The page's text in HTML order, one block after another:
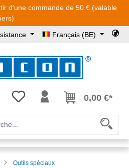
d'une commande de 50 € (valable
Français (BE)
Vous avez 0 articles dans votre
0,00 €*
Outils spéciaux